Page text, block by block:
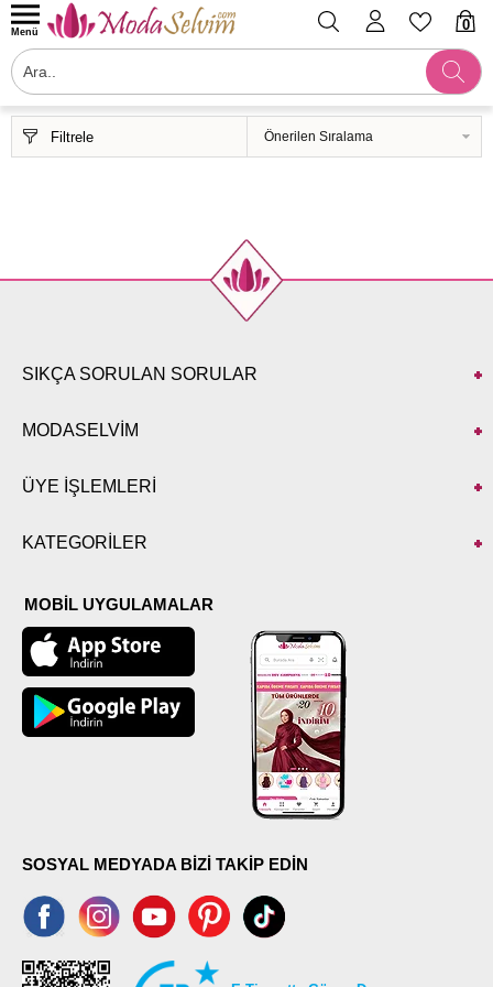
0
Menü
Filtrele
SIKÇA SORULAN SORULAR
MODASELVİM
ÜYE İŞLEMLERİ
KATEGORİLER
MOBİL UYGULAMALAR
SOSYAL MEDYADA BİZİ TAKİP EDİN